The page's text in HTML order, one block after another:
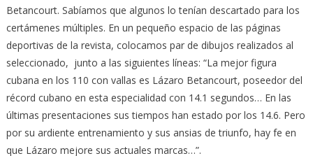
Betancourt. Sabíamos que algunos lo tenían descartado para los
certámenes múltiples. En un pequeño espacio de las páginas
deportivas de la revista, colocamos par de dibujos realizados al
seleccionado, junto a las siguientes líneas: “La mejor figura
cubana en los 110 con vallas es Lázaro Betancourt, poseedor del
récord cubano en esta especialidad con 14.1 segundos… En las
últimas presentaciones sus tiempos han estado por los 14.6. Pero
por su ardiente entrenamiento y sus ansias de triunfo, hay fe en
que Lázaro mejore sus actuales marcas…”.